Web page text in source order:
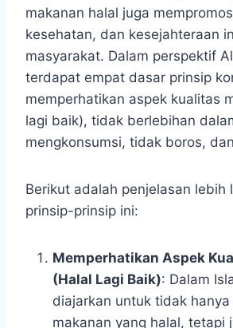
makanan halal juga
kesehatan, dan kesejahteraan
masyarakat. Dalam perspektif
terdapat empat dasar prinsip
memperhatikan aspek kualitas
lagi baik), tidak berlebihan
mengkonsumsi, tidak boros,
Berikut adalah penjelasan lebih
prinsip-prinsip ini:
Memperhatikan Aspek
(Halal Lagi Baik): Dalam
diajarkan untuk tidak hanya
makanan yang halal, tetapi